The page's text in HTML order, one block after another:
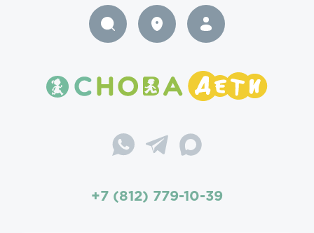
+7 (812) 779-10-39